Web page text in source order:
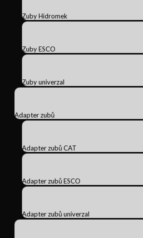
Zuby Hidromek
Zuby ESCO
Zuby univerzal
Adapter zubů
Adapter zubů CAT
Adapter zubů ESCO
Adapter zubů univerzal